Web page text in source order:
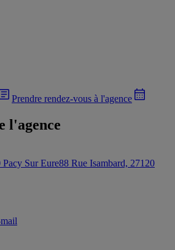
Prendre rendez-vous à l'agence
l'agence
Pacy Sur Eure88 Rue Isambard, 27120